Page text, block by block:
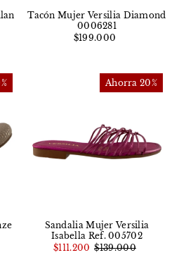
Tacón Mujer Versilia Diamond
0006281
$199.000
Ahorra 20%
Sandalia Mujer Versilia
Isabella Ref. 005702
$111.200 $139.000